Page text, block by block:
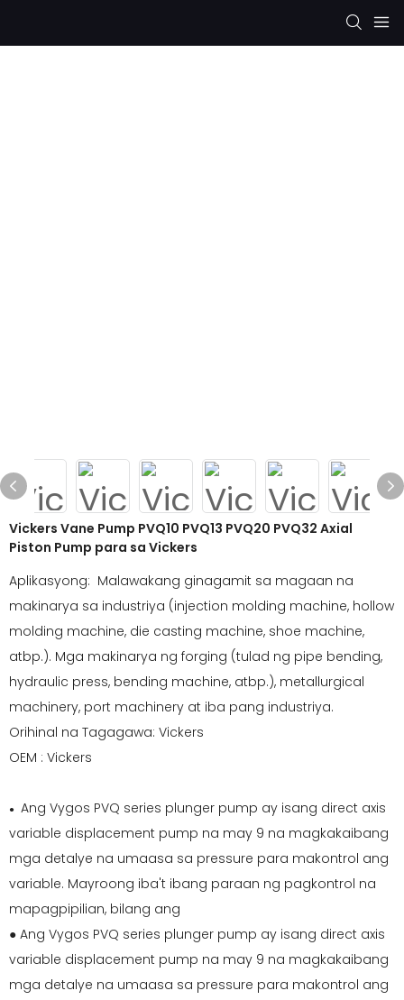
Vickers Vane Pump PVQ10 PVQ13 PVQ20 PVQ32 Axial
Piston Pump para sa Vickers
Aplikasyong: Malawakang ginagamit sa magaan na
makinarya sa industriya (injection molding machine, hollow
molding machine, die casting machine, shoe machine,
atbp.). Mga makinarya ng forging (tulad ng pipe bending,
hydraulic press, bending machine, atbp.), metallurgical
machinery, port machinery at iba pang industriya.
Orihinal na Tagagawa: Vickers
OEM : Vickers
● Ang Vygos PVQ series plunger pump ay isang direct axis
variable displacement pump na may 9 na magkakaibang
mga detalye na umaasa sa pressure para makontrol ang
variable. Mayroong iba't ibang paraan ng pagkontrol na
mapagpipilian, bilang ang
● Ang Vygos PVQ series plunger pump ay isang direct axis
variable displacement pump na may 9 na magkakaibang
mga detalye na umaasa sa pressure para makontrol ang